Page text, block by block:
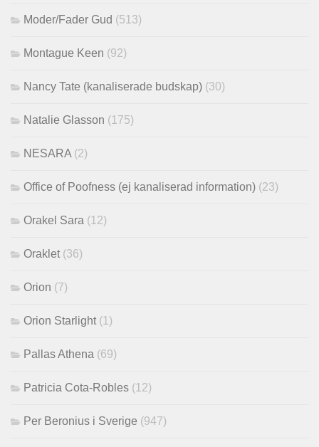
Moder/Fader Gud (513)
Montague Keen (92)
Nancy Tate (kanaliserade budskap) (30)
Natalie Glasson (175)
NESARA (2)
Office of Poofness (ej kanaliserad information) (23)
Orakel Sara (12)
Oraklet (36)
Orion (7)
Orion Starlight (1)
Pallas Athena (69)
Patricia Cota-Robles (12)
Per Beronius i Sverige (947)